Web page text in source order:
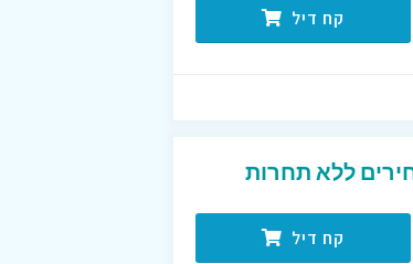
קח דיל
ללא תחרות
קח דיל